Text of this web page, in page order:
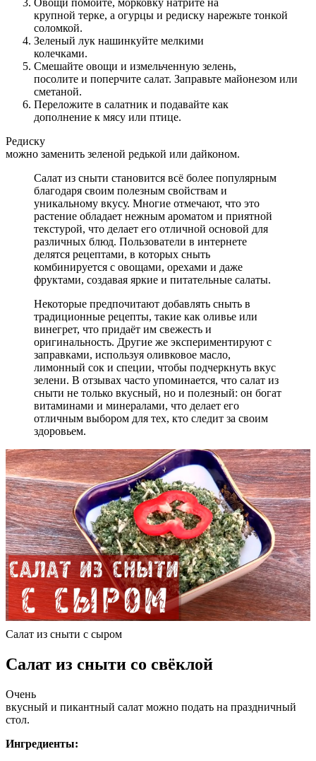
Овощи помойте, морковку натрите на
крупной терке, а огурцы и редиску нарежьте тонкой
соломкой.
Зеленый лук нашинкуйте мелкими
колечками.
Смешайте овощи и измельченную зелень,
посолите и поперчите салат. Заправьте майонезом или
сметаной.
Переложите в салатник и подавайте как
дополнение к мясу или птице.
Редиску
можно заменить зеленой редькой или дайконом.
Салат из сныти становится всё более популярным
благодаря своим полезным свойствам и
уникальному вкусу. Многие отмечают, что это
растение обладает нежным ароматом и приятной
текстурой, что делает его отличной основой для
различных блюд. Пользователи в интернете
делятся рецептами, в которых сныть
комбинируется с овощами, орехами и даже
фруктами, создавая яркие и питательные салаты.
Некоторые предпочитают добавлять сныть в
традиционные рецепты, такие как оливье или
винегрет, что придаёт им свежесть и
оригинальность. Другие же экспериментируют с
заправками, используя оливковое масло,
лимонный сок и специи, чтобы подчеркнуть вкус
зелени. В отзывах часто упоминается, что салат из
сныти не только вкусный, но и полезный: он богат
витаминами и минералами, что делает его
отличным выбором для тех, кто следит за своим
здоровьем.
Салат из сныти с сыром
Салат из сныти со свёклой
Очень
вкусный и пикантный салат можно подать на праздничный
стол.
Ингредиенты: